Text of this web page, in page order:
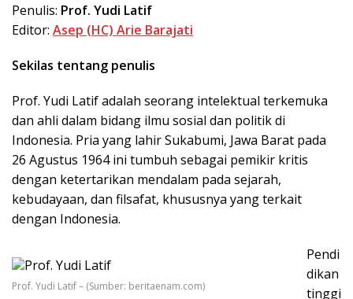
Penulis: Prof. Yudi Latif
Editor: Asep (HC) Arie Barajati
Sekilas tentang penulis
Prof. Yudi Latif adalah seorang intelektual terkemuka
dan ahli dalam bidang ilmu sosial dan politik di
Indonesia. Pria yang lahir Sukabumi, Jawa Barat pada
26 Agustus 1964 ini tumbuh sebagai pemikir kritis
dengan ketertarikan mendalam pada sejarah,
kebudayaan, dan filsafat, khususnya yang terkait
dengan Indonesia.
Prof. Yudi Latif – (Sumber: beritaenam.com)
Pendi
dikan
tinggi